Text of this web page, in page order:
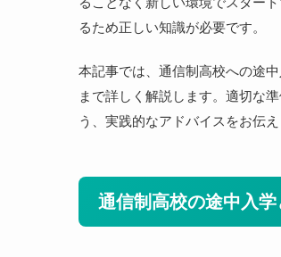
るため正しい知識が必要です。
本記事では、通信制高校への途
まで詳しく解説します。適切な
う、実践的なアドバイスをお伝え
通信制高校の途中入